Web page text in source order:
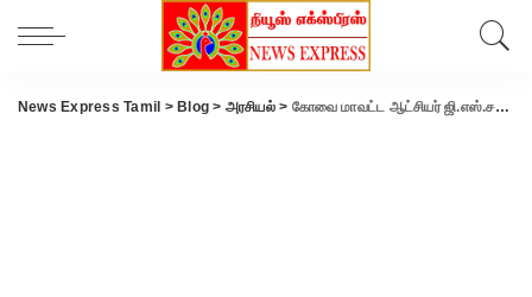
News Express Tamil > Blog > அரசியல்> கோவை மாவட்ட ஆட்சியர் ஜி.எஸ்.சமீரன் எழுதிய நூல்கள் வெளியீட்டு விழா